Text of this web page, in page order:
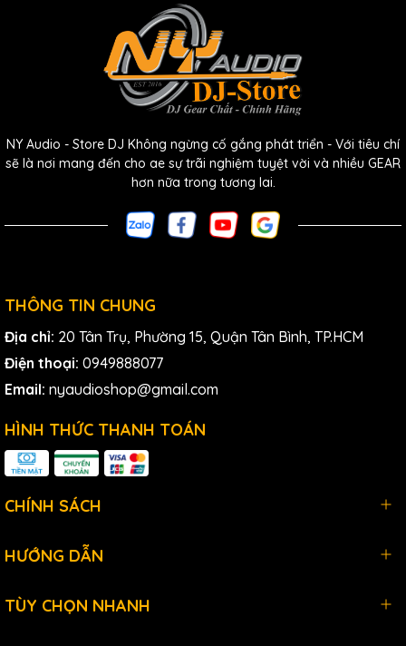
NY Audio - Store DJ Không ngừng cố gắng phát triển - Với tiêu chí
sẽ là nơi mang đến cho ae sự trãi nghiệm tuyệt vời và nhiều GEAR
hơn nữa trong tương lai.
THÔNG TIN CHUNG
Địa chỉ: 20 Tân Trụ, Phường 15, Quận Tân Bình, TP.HCM
Điện thoại: 0949888077
Email: nyaudioshop@gmail.com
HÌNH THỨC THANH TOÁN
CHÍNH SÁCH
HƯỚNG DẪN
TÙY CHỌN NHANH